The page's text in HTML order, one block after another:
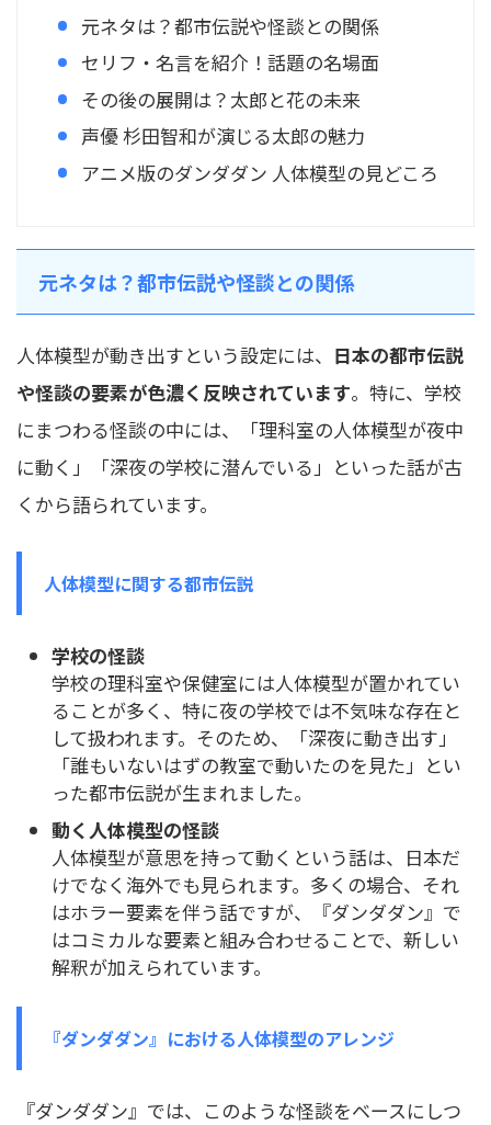
元ネタは？都市伝説や怪談との関係
セリフ・名言を紹介！話題の名場面
その後の展開は？太郎と花の未来
声優 杉田智和が演じる太郎の魅力
アニメ版のダンダダン 人体模型の見どころ
元ネタは？都市伝説や怪談との関係
人体模型が動き出すという設定には、 日本の都市伝説
や怪談の要素が色濃く反映されています。特に、学校
にまつわる怪談の中には、「理科室の人体模型が夜中
に動く」「深夜の学校に潜んでいる」といった話が古
くから語られています。
人体模型に関する都市伝説
学校の怪談
学校の理科室や保健室には人体模型が置かれてい
ることが多く、特に夜の学校では不気味な存在と
して扱われます。そのため、「深夜に動き出す」
「誰もいないはずの教室で動いたのを見た」とい
った都市伝説が生まれました。
動く人体模型の怪談
人体模型が意思を持って動くという話は、日本だ
けでなく海外でも見られます。多くの場合、それ
はホラー要素を伴う話ですが、『ダンダダン』で
はコミカルな要素と組み合わせることで、新しい
解釈が加えられています。
『ダンダダン』における人体模型のアレンジ
『ダンダダン』では、このような怪談をベースにしつ